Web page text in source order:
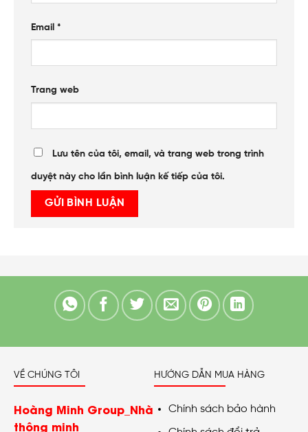
Email *
Trang web
Lưu tên của tôi, email, và trang web trong trình
duyệt này cho lần bình luận kế tiếp của tôi.
VỀ CHÚNG TÔI
Hoàng Minh Group_Nhà
thông minh
HƯỚNG DẪN MUA HÀNG
Chính sách bảo hành